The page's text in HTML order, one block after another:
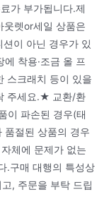
가 부가됩니다.제
웃렛or세일 상품은
이 아닌 경우가 있
착용·조금 올 프
스크래치 등이 있을
주세요.★ 교환/환
이 파손된 경우(태
품절된 상품의 경우
체에 문제가 없는
.구매 대행의 특성상
, 주문을 부탁 드립